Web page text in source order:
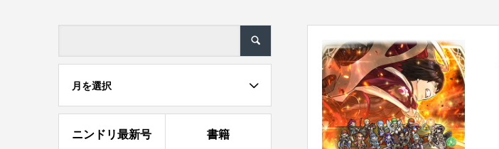
月を選択
ニンドリ最新号 書籍